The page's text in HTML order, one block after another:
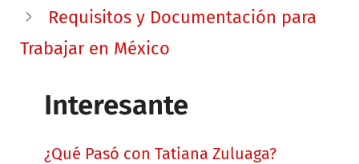
Requisitos y Documentación para
Trabajar en México
Interesante
¿Qué Pasó con Tatiana Zuluaga?